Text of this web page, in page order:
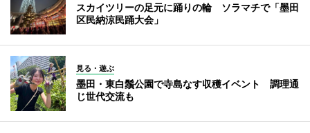
スカイツリーの足元に踊りの輪 ソラマチで「墨田
区民納涼民踊大会」
見る・遊ぶ
墨田・東白鬚公園で寺島なす収穫イベント 調理通
じ世代交流も